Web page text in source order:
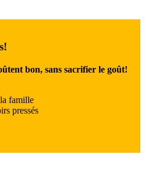
bon, sans sacrifier le goût!
famille
pressés